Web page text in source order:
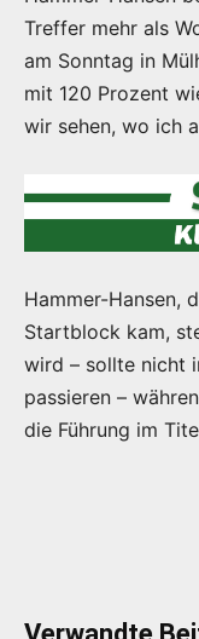
Treffer mehr als
am Sonntag in
mit 120 Prozent
wir sehen, wo ich
Hammer-Hansen,
Startblock kam,
wird – sollte nicht
passieren –
die Führung im